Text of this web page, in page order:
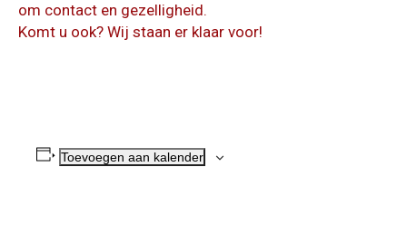
om contact en gezelligheid.
Komt u ook? Wij staan er klaar voor!
Toevoegen aan kalender